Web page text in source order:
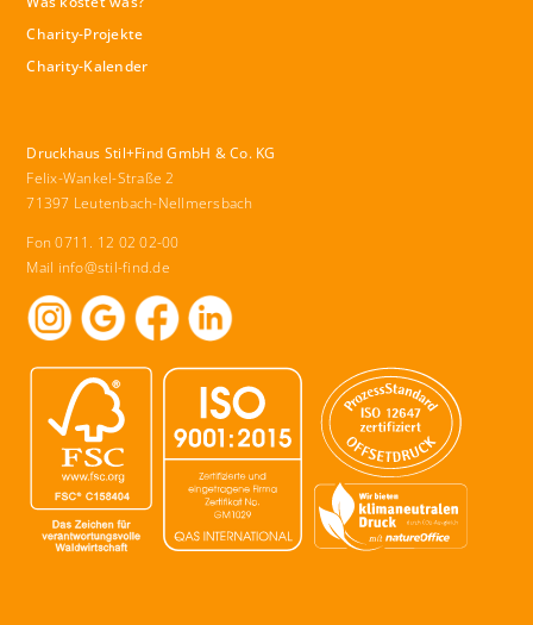
Charity-Projekte
Charity-Kalender
Druckhaus Stil+Find GmbH & Co. KG
Felix-Wankel-Straße 2
71397 Leutenbach-Nellmersbach
Fon 0711. 12 02 02-00
Mail info@stil-find.de